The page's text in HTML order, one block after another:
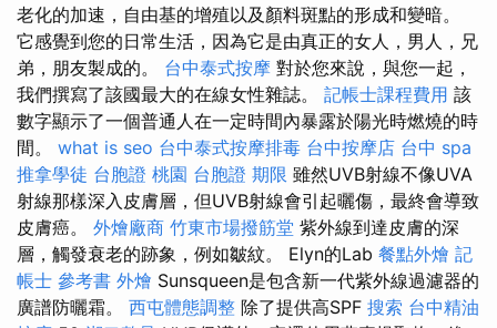
老化的加速，自由基的增殖以及顏料斑點的形成和變暗。
它感覺到您的日常生活，因為它是由真正的女人，男人，兄
弟，朋友製成的。 台中泰式按摩 對於您來說，與您一起，
我們撰寫了該國最大的在線女性雜誌。 記帳士課程費用 該
數字顯示了一個普通人在一定時間內暴露於陽光時燃燒的時
間。 what is seo 台中泰式按摩排毒 台中按摩店 台中 spa
推拿學徒 台胞證 桃園 台胞證 期限 雖然UVB射線不像UVA
射線那樣深入皮膚層，但UVB射線會引起曬傷，最終會導致
皮膚癌。 外燴廠商 竹東市場撥筋堂 紫外線到達皮膚的深
層，觸發衰老的跡象，例如皺紋。 Elyn的Lab 餐點外燴 記
帳士 參考書 外燴 Sunsqueen是包含新一代紫外線過濾器的
廣譜防曬霜。 西屯體態調整 除了提供高SPF 搜索 台中精油